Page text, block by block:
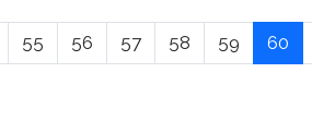
55 56 57 58 59 60